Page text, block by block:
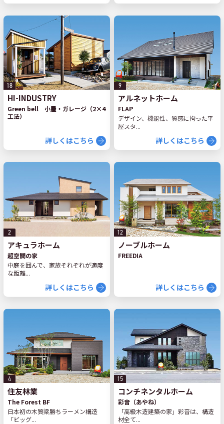
18
HI-INDUSTRY
Green bell 小屋・ガレージ（2×4
工法）
詳しくはこちら
9
アルネットホーム
FLAP
デザイン、機能性、質感に拘った平
屋スタ...
詳しくはこちら
2
アキュラホーム
超空間の家
中庭を囲んで、家族それぞれが適度
な距離...
詳しくはこちら
12
ノーブルホーム
FREEDIA
詳しくはこちら
4
住友林業
The Forest BF
日本初の木質梁勝ちラーメン構造
「ビッグ...
15
コンチネンタルホーム
彩音（あやね）
「高級木造建築の家」彩音は、構造
材全て...